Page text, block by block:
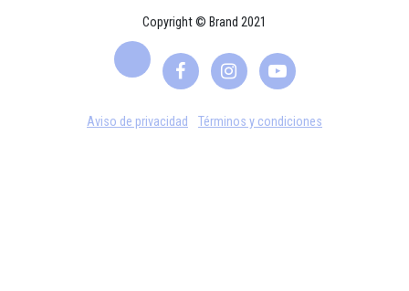
Copyright © Brand 2021
Aviso de privacidad Términos y condiciones